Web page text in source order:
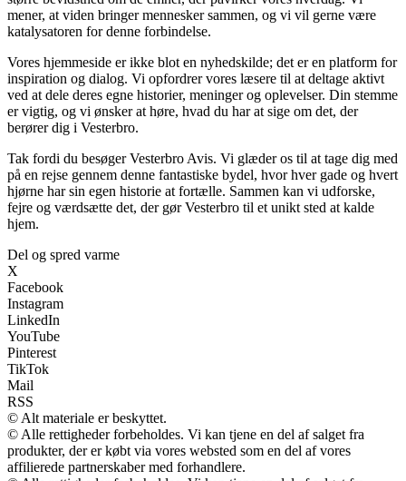
mener, at viden bringer mennesker sammen, og vi vil gerne være
katalysatoren for denne forbindelse.
Vores hjemmeside er ikke blot en nyhedskilde; det er en platform for
inspiration og dialog. Vi opfordrer vores læsere til at deltage aktivt
ved at dele deres egne historier, meninger og oplevelser. Din stemme
er vigtig, og vi ønsker at høre, hvad du har at sige om det, der
berører dig i Vesterbro.
Tak fordi du besøger Vesterbro Avis. Vi glæder os til at tage dig med
på en rejse gennem denne fantastiske bydel, hvor hver gade og hvert
hjørne har sin egen historie at fortælle. Sammen kan vi udforske,
fejre og værdsætte det, der gør Vesterbro til et unikt sted at kalde
hjem.
Del og spred varme
X
Facebook
Instagram
LinkedIn
YouTube
Pinterest
TikTok
Mail
RSS
© Alt materiale er beskyttet.
© Alle rettigheder forbeholdes. Vi kan tjene en del af salget fra
produkter, der er købt via vores websted som en del af vores
affilierede partnerskaber med forhandlere.